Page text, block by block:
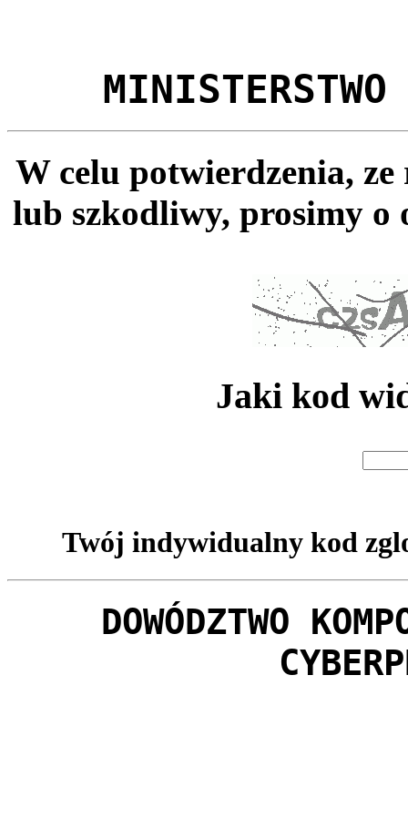
MINISTERSTWO
W celu potwierdzenia,
lub szkodliwy, prosimy o
Jaki kod
Twój indywidualny kod
DOWÓDZTWO